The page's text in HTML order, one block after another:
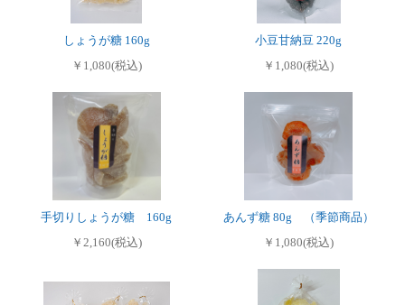
しょうが糖 160g
￥1,080(税込)
小豆甘納豆 220g
￥1,080(税込)
手切りしょうが糖 160g
￥2,160(税込)
あんず糖 80g （季節商品）
￥1,080(税込)